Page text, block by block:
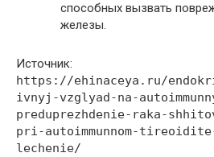
способных вызвать
железы.
Источник:
https://ehinaceya.ru/
ivnyj-vzglyad-na-
preduprezhdenie-raka-
pri-autoimmunnom-
lechenie/